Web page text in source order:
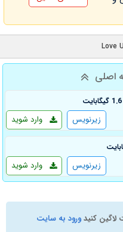
اصلی
1.6 گیگابایت
وارد شوید زیرنویس
وارد شوید زیرنویس
لاگین کنیدورود به سایت